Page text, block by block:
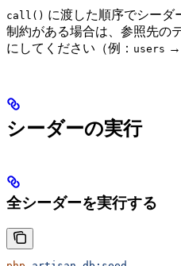
call() に渡した順序でシーダ
制約がある場合は、参照先の
にしてください（例： users →
シーダーの実行
全シーダーを実行する